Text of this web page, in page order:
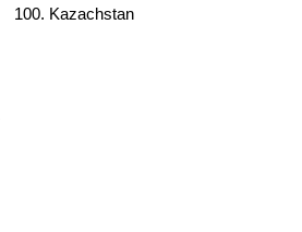
100. Kazachstan